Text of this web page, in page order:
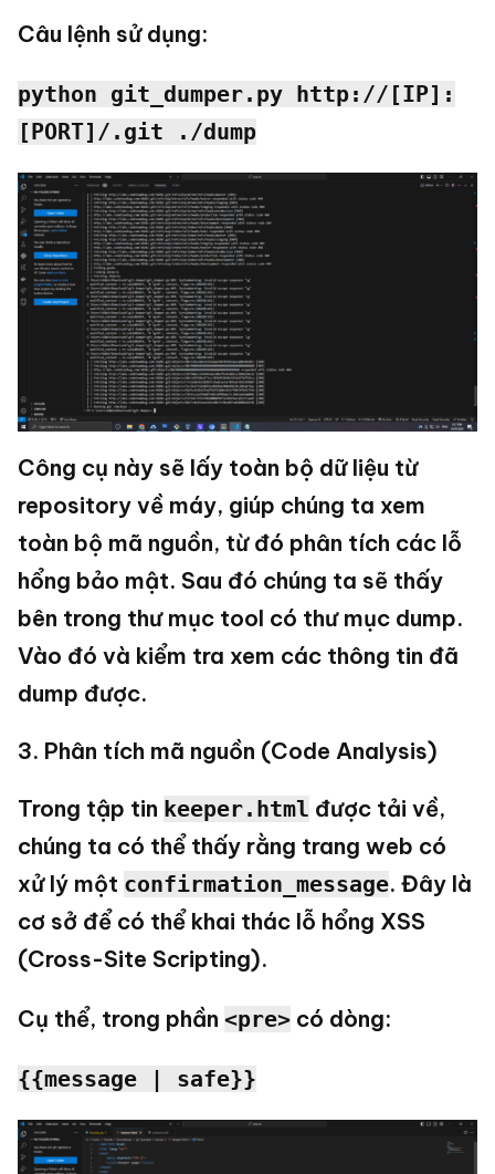
Câu lệnh sử dụng:
python git_dumper.py http://[IP]:
[PORT]/.git ./dump
Công cụ này sẽ lấy toàn bộ dữ liệu từ
repository về máy, giúp chúng ta xem
toàn bộ mã nguồn, từ đó phân tích các lỗ
hổng bảo mật. Sau đó chúng ta sẽ thấy
bên trong thư mục tool có thư mục dump.
Vào đó và kiểm tra xem các thông tin đã
dump được.
3. Phân tích mã nguồn (Code Analysis)
Trong tập tin keeper.html được tải về,
chúng ta có thể thấy rằng trang web có
xử lý một confirmation_message. Đây là
cơ sở để có thể khai thác lỗ hổng XSS
(Cross-Site Scripting).
Cụ thể, trong phần <pre> có dòng:
{{message | safe}}